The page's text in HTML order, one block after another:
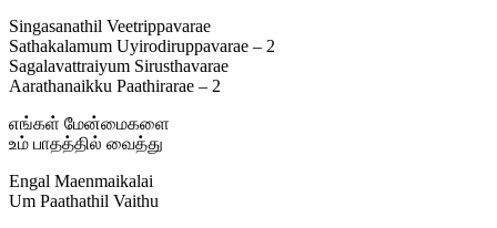
Singasanathil Veetrippavarae
Sathakalamum Uyirodiruppavarae – 2
Sagalavattraiyum Sirusthavarae
Aarathanaikku Paathirarae – 2
எங்கள் மேன்மைகளை
உம் பாதத்தில் வைத்து
Engal Maenmaikalai
Um Paathathil Vaithu